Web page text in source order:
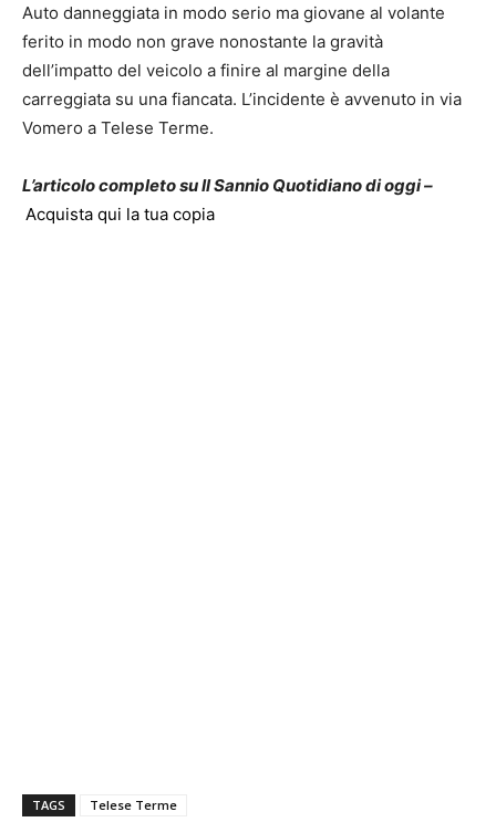
Auto danneggiata in modo serio ma giovane al volante
ferito in modo non grave nonostante la gravità
dell’impatto del veicolo a finire al margine della
carreggiata su una fiancata. L’incidente è avvenuto in via
Vomero a Telese Terme.
L’articolo completo su Il Sannio Quotidiano di oggi –
Acquista qui la tua copia
TAGS Telese Terme